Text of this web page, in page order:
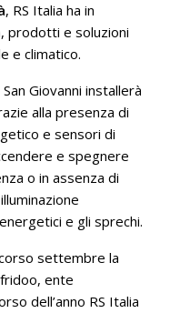
, RS Italia ha in
prodotti e soluzioni
e climatico.
Giovanni installerà
alla presenza di
e sensori di
e spegnere
o in assenza di
e gli sprechi.
settembre la
ente
dell’anno RS Italia